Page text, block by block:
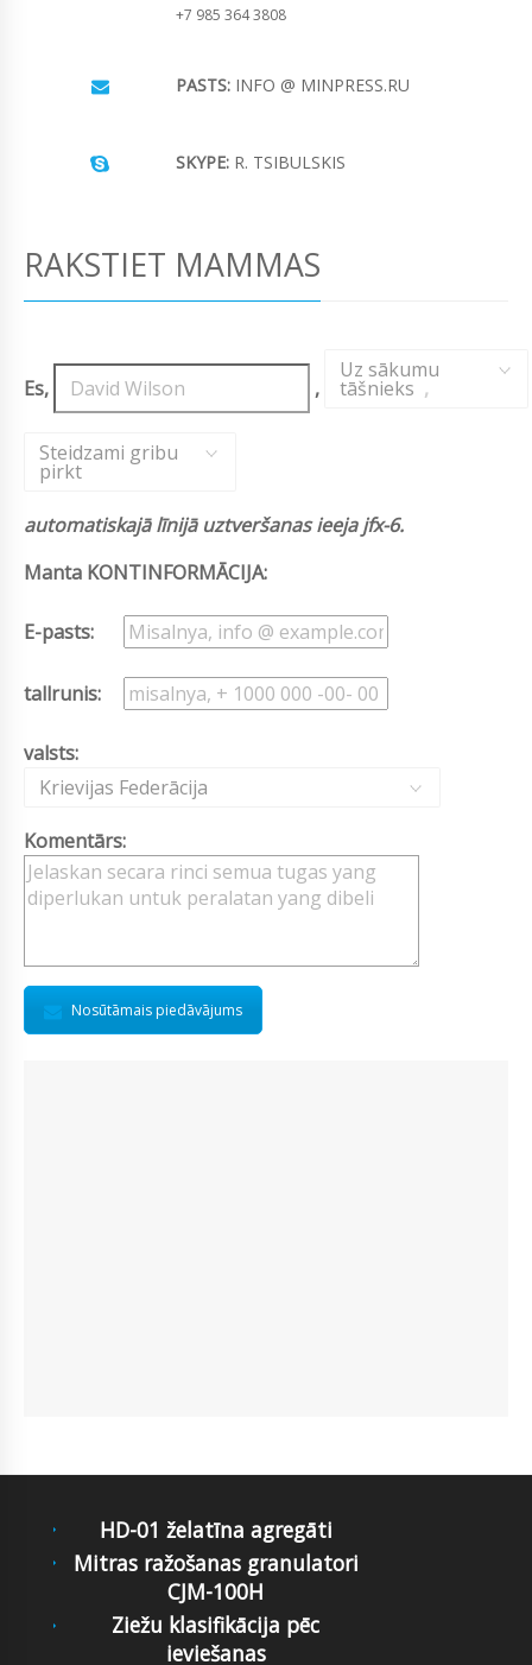
+7 985 364 3808
PASTS: INFO @ MINPRESS.RU
SKYPE: R. TSIBULSKIS
RAKSTIET MAMMAS
Es, ,
Uz sākumu
tāšnieks ,
Steidzami gribu
pirkt
automatiskajā līnijā uztveršanas ieeja jfx-6.
Manta KONTINFORMĀCIJA:
E-pasts:
tallrunis:
valsts:
Krievijas Federācija
Komentārs:
Nosūtāmais piedāvājums
HD-01 želatīna agregāti
Mitras ražošanas granulatori
CJM-100H
Ziežu klasifikācija pēc
ieviešanas